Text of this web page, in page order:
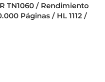
TN1060 / Rendimiento
Páginas / HL 1112 /